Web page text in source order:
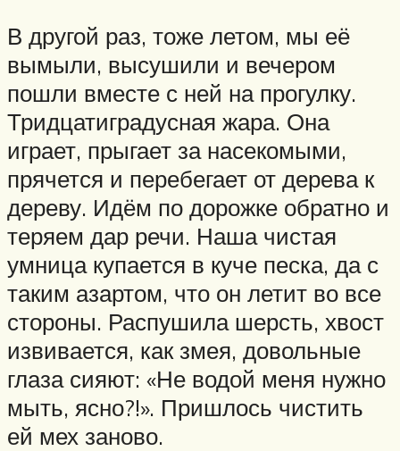
В другой раз, тоже летом, мы её
вымыли, высушили и вечером
пошли вместе с ней на прогулку.
Тридцатиградусная жара. Она
играет, прыгает за насекомыми,
прячется и перебегает от дерева к
дереву. Идём по дорожке обратно и
теряем дар речи. Наша чистая
умница купается в куче песка, да с
таким азартом, что он летит во все
стороны. Распушила шерсть, хвост
извивается, как змея, довольные
глаза сияют: «Не водой меня нужно
мыть, ясно?!». Пришлось чистить
ей мех заново.